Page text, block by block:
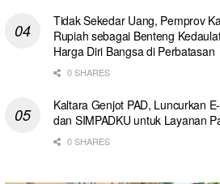
Tidak Sekedar Uang, Pemprov
Rupiah sebagai Benteng
Harga Diri Bangsa di Perbatasan
0 SHARES
Kaltara Genjot PAD, Luncurkan
dan SIMPADKU untuk Layanan
0 SHARES